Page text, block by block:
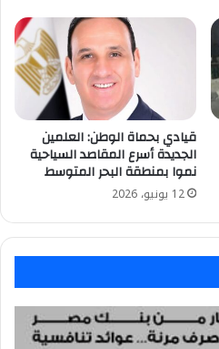
قيادي بحماة الوطن: العلمين
الجديدة أسرع المقاصد السياحية
نموا بمنطقة البحر المتوسط
12 يونيو، 2026